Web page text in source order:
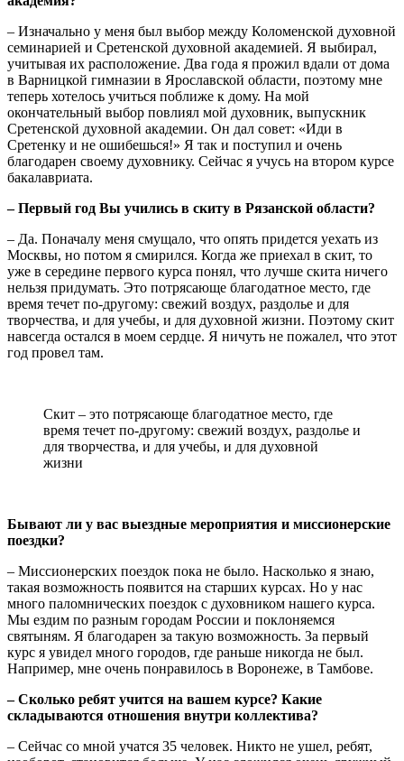
– Изначально у меня был выбор между Коломенской духовной
семинарией и Сретенской духовной академией. Я выбирал,
учитывая их расположение. Два года я прожил вдали от дома
в Варницкой гимназии в Ярославской области, поэтому мне
теперь хотелось учиться поближе к дому. На мой
окончательный выбор повлиял мой духовник, выпускник
Сретенской духовной академии. Он дал совет: «Иди в
Сретенку и не ошибешься!» Я так и поступил и очень
благодарен своему духовнику. Сейчас я учусь на втором курсе
бакалавриата.
– Первый год Вы учились в скиту в Рязанской области?
– Да. Поначалу меня смущало, что опять придется уехать из
Москвы, но потом я смирился. Когда же приехал в скит, то
уже в середине первого курса понял, что лучше скита ничего
нельзя придумать. Это потрясающе благодатное место, где
время течет по-другому: свежий воздух, раздолье и для
творчества, и для учебы, и для духовной жизни. Поэтому скит
навсегда остался в моем сердце. Я ничуть не пожалел, что этот
год провел там.
Скит – это потрясающе благодатное место, где
время течет по-другому: свежий воздух, раздолье и
для творчества, и для учебы, и для духовной
жизни
Бывают ли у вас выездные мероприятия и миссионерские
поездки?
– Миссионерских поездок пока не было. Насколько я знаю,
такая возможность появится на старших курсах. Но у нас
много паломнических поездок с духовником нашего курса.
Мы ездим по разным городам России и поклоняемся
святыням. Я благодарен за такую возможность. За первый
курс я увидел много городов, где раньше никогда не был.
Например, мне очень понравилось в Воронеже, в Тамбове.
– Сколько ребят учится на вашем курсе? Какие
складываются отношения внутри коллектива?
– Сейчас со мной учатся 35 человек. Никто не ушел, ребят,